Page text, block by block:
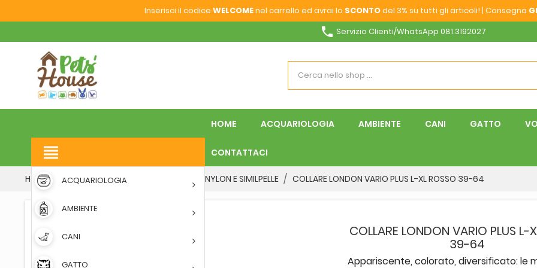
Inserisci il codice WELCOMEnel carrello ed avrai lo SCONTOdel 3% su tutti gli articoli! | Consegna
phone Servizio Clienti/WhatsApp 081.3192027
HOME ACQUARIOLOGIA AMBIENTE CANI GATTO
CONTATTACI
view_headline
ACQUARIOLOGIA
AMBIENTE
CANI
GATTO
Home CANI GUINZAGLIERIA COLLARE NYLON E SIMILPELLE COLLARE LONDON VARIO PLUS L-XL ROSSO 39-64
COLLARE LONDON VARIO PLUS L-
39-64
Appariscente, colorato, diversificato: le